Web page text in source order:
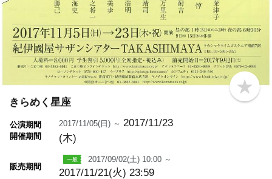
b
o
きらめく星座
公演期間
開催期間
2017/11/05(日) ～ 2017/11/23
(木)
販売期間
2017/09/02(土) 10:00 ～
2017/11/21(火) 23:59